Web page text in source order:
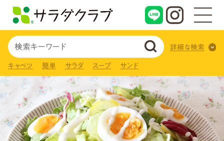
詳細な検索
キャベツ 簡単 サラダ スープ サンド